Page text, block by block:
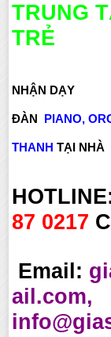
TRUNG
TRẺ
NHẬN DẠY
ĐÀN PIANO,
THANH TẠI NHÀ
87 0217
Email:
ail.com,